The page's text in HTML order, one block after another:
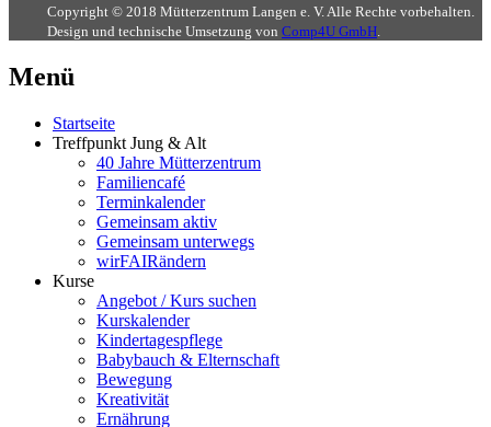
Copyright © 2018 Mütterzentrum Langen e. V. Alle Rechte vorbehalten.
Design und technische Umsetzung von Comp4U GmbH
Menü
Startseite
Treffpunkt Jung & Alt
40 Jahre Mütterzentrum
Familiencafé
Terminkalender
Gemeinsam aktiv
Gemeinsam unterwegs
wirFAIRändern
Kurse
Angebot / Kurs suchen
Kurskalender
Kindertagespflege
Babybauch & Elternschaft
Bewegung
Kreativität
Ernährung